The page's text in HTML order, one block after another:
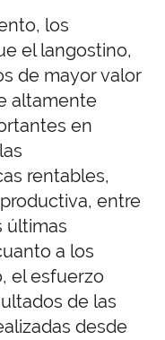
los
el langostino,
de mayor valor
altamente
en
rentables,
entre
últimas
a los
el esfuerzo
de las
desde